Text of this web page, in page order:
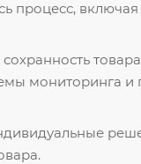
процесс,
мониторинга